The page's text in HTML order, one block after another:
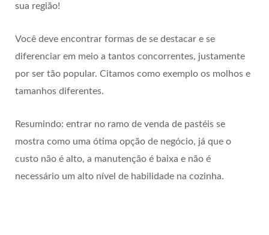
sua região!
Você deve encontrar formas de se destacar e se
diferenciar em meio a tantos concorrentes, justamente
por ser tão popular. Citamos como exemplo os molhos e
tamanhos diferentes.
Resumindo: entrar no ramo de venda de pastéis se
mostra como uma ótima opção de negócio, já que o
custo não é alto, a manutenção é baixa e não é
necessário um alto nível de habilidade na cozinha.